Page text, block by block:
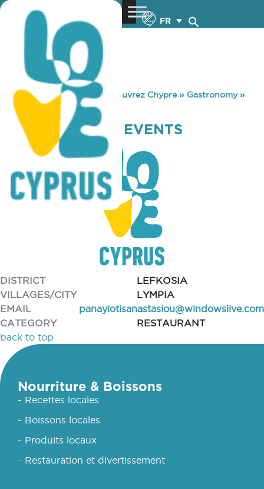
FR
You are here: Home »Découvrez Chypre» Gastronomy»
PRINCE LUXURY EVENTS
PRINCE LUXURY EVENTS
DISTRICT
LEFKOSIA
VILLAGES/CITY
LYMPIA
EMAIL
panayiotisanastasiou@windowslive.com
CATEGORY
RESTAURANT
back to top
Nourriture & Boissons
- Recettes locales
- Boissons locales
- Produits locaux
- Restauration et divertissement